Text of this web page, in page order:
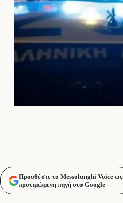
Προσθέστε το Messolonghi Voice ως
προτιμώμενη πηγή στο Google